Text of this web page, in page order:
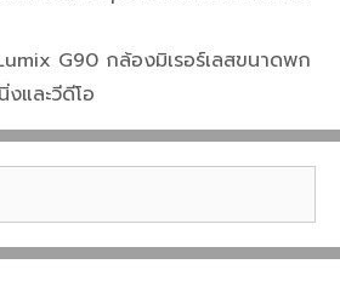
G90 กล้องมิเรอร์เลสขนาดพก
และวีดีโอ